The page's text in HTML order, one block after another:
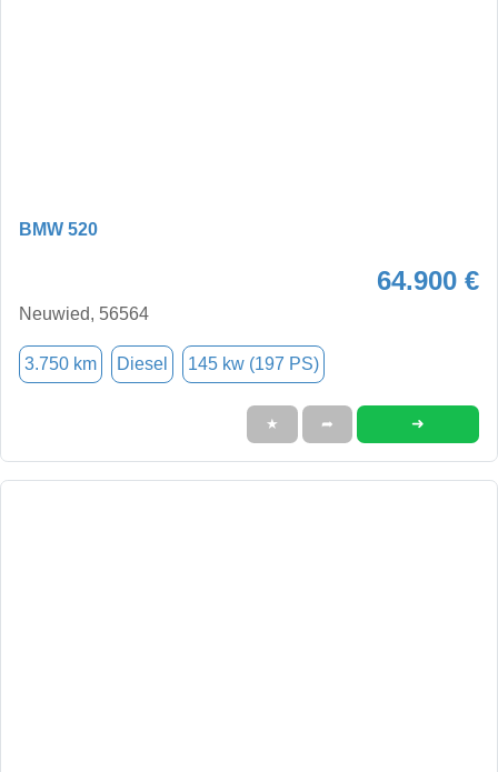
BMW 520
64.900 €
Neuwied, 56564
3.750 km Diesel 145 kw (197 PS)
★ ➦ ➜